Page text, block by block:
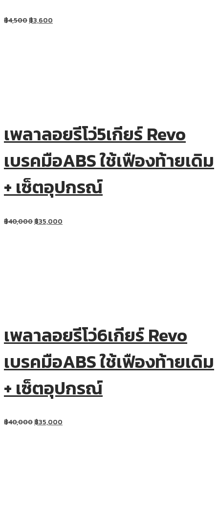
฿4,500฿3,600
เพลาลอยรีโว่5เกียร์ Revo
เบรคมือABS ใช้เฟืองท้ายเดิม
+ เซ็ตอุปกรณ์
฿40,000฿35,000
เพลาลอยรีโว่6เกียร์ Revo
เบรคมือABS ใช้เฟืองท้ายเดิม
+ เซ็ตอุปกรณ์
฿40,000฿35,000